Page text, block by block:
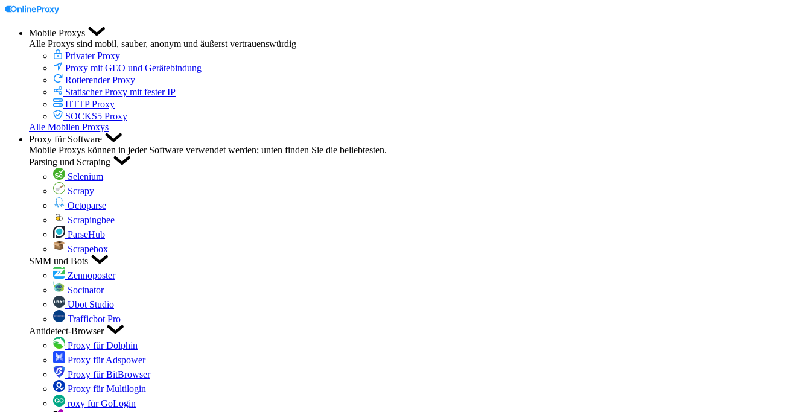
Mobile Proxys
Alle Proxys sind mobil, sauber, anonym und äußerst vertrauenswürdig
Privater Proxy
Proxy mit GEO und Gerätebindung
Rotierender Proxy
Statischer Proxy mit fester IP
HTTP Proxy
SOCKS5 Proxy
Alle Mobilen Proxys
Proxy für Software
Mobile Proxys können in jeder Software verwendet werden; unten finden Sie die beliebtesten.
Parsing und Scraping
Selenium
Scrapy
Octoparse
Scrapingbee
ParseHub
Scrapebox
SMM und Bots
Zennoposter
Socinator
Ubot Studio
Trafficbot Pro
Antidetect-Browser
Proxy für Dolphin
Proxy für Adspower
Proxy für BitBrowser
Proxy für Multilogin
roxy für GoLogin